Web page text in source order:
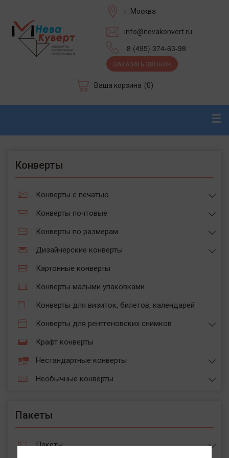
г. Москва
info@nevakonvert.ru
8 (495) 374-63-98
ЗАКАЗАТЬ ЗВОНОК
Ваша корзина (0)
☰
Конверты
Конверты с печатью
Конверты почтовые
Конверты по размерам
Дизайнерские конверты
Картонные конверты
Конверты малыми упаковками
Конверты для визиток, билетов, календарей
Конверты для рентгеновских снимков
Крафт конверты
Нестандартные конверты
Необычные конверты
Пакеты
Пакеты